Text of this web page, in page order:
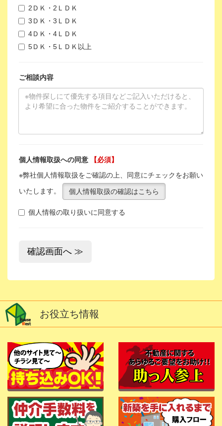
2ＤＫ・2ＬＤＫ
3ＤＫ・3ＬＤＫ
4ＤＫ・4ＬＤＫ
5ＤＫ・5ＬＤＫ以上
ご相談内容
個人情報取扱への同意
【必須】
※弊社個人情報取扱をご確認の上、同意にチェックをお願い
いたします。
個人情報取扱の確認はこちら
個人情報の取り扱いに同意する
お役立ち情報